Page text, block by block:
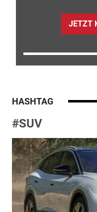
JETZT
HASHTAG
#SUV